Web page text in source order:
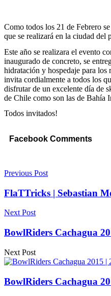
Como todos los 21 de Febrero
que se realizará en la ciudad del
Este año se realizara el evento
inaugurado de concreto, se
hidratación y hospedaje para los
invita cordialmente a todos los
disfrutar de un excelente día de
de Chile como son las de Bahía
Todos invitados!
Facebook Comments
Previous Post
FlaTTricks | Sebastian
Next Post
BowlRiders Cachagua
Next Post
BowlRiders Cachagua